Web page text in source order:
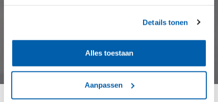
Details tonen
Alles toestaan
Aanpassen